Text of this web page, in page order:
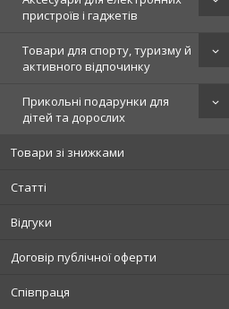
пристроїв і гаджетів
Товари для спорту, туризму й
активного відпочинку
Прикольні подарунки для
дітей та дорослих
Товари зі знижками
Статті
Відгуки
Договір публічної оферти
Співпраця